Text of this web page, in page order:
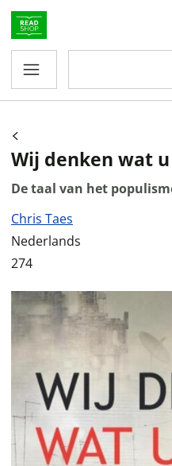
Wij denken wat
De taal van het
Chris Taes
Nederlands
274